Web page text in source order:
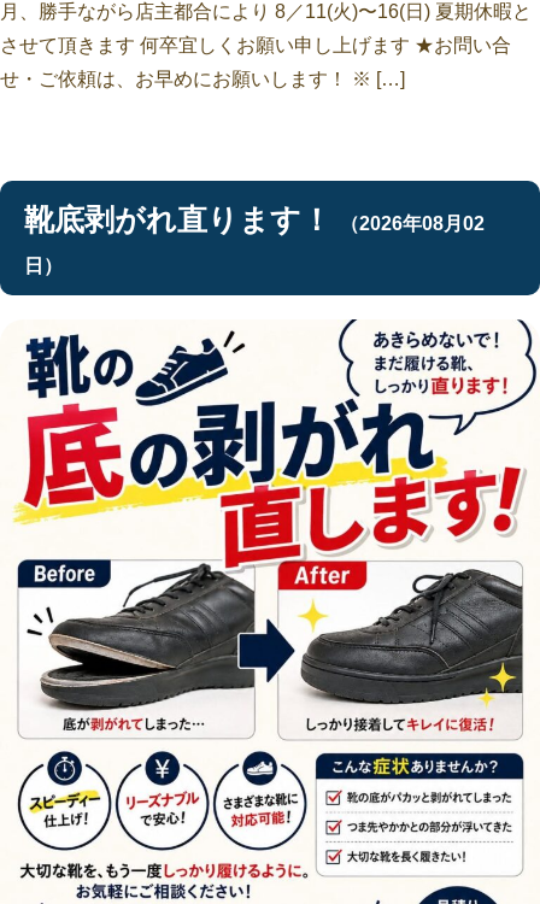
月、勝手ながら店主都合により 8／11(火)〜16(日) 夏期休暇と
させて頂きます 何卒宜しくお願い申し上げます ★お問い合
せ・ご依頼は、お早めにお願いします！ ※ […]
靴底剥がれ直ります！ （2026年08月02
日）